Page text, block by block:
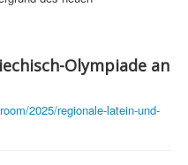
Olym­pi­ade an
2025/regionale-latein-und-